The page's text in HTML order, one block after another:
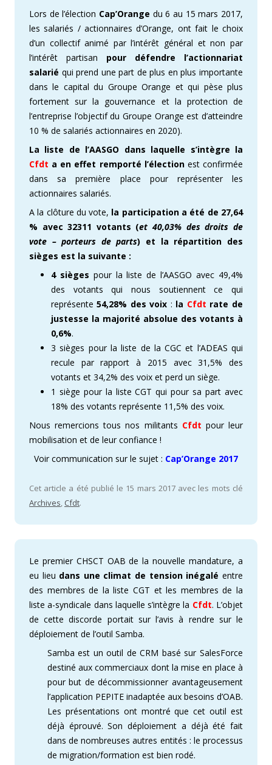
Lors de l’élection Cap’Orange du 6 au 15 mars 2017,
les salariés / actionnaires d’Orange, ont fait le choix
d’un collectif animé par l’intérêt général et non par
l’intérêt partisan pour défendre
l’actionnariat
salarié qui prend une part de plus en plus importante
dans le capital du Groupe Orange et qui pèse plus
fortement sur la gouvernance et la protection de
l’entreprise l’objectif du Groupe Orange est d’atteindre
10 % de salariés actionnaires en 2020).
La liste de l’AASGO dans laquelle s’intègre la
Cfdt a en effet remporté l’électionest confirmée
dans sa première place pour représenter les
actionnaires salariés.
A la clôture du vote, la participation a été de 27,64
% avec 32311 votants (et 40,03% des droits de
vote – porteurs de parts) et la répartition des
sièges est la suivante :
4 sièges pour la liste de l’AASGO avec 49,4%
des votants qui nous soutiennent ce qui
représente54,28% des voix : la Cfdt rate de
justesse la majorité absolue des votants à
0,6%.
3 sièges pour la liste de la CGC et l’ADEAS qui
recule par rapport à 2015 avec 31,5% des
votants et 34,2% des voix et perd un siège.
1 siège pour la liste CGT qui pour sa part avec
18% des votants représente 11,5% des voix.
Nous remercions tous nos militants Cfdt pour leur
mobilisation et de leur confiance !
Voir communication sur le sujet : Cap’Orange 2017
Cet article a été publié le 15 mars 2017 avec les mots clé
Archives, Cfdt.
Le premier CHSCT OAB de la nouvelle mandature, a
eu lieu dans une climat de tension inégalé entre
des membres de la liste CGT et les membres de la
liste a-syndicale dans laquelle s’intègre la Cfdt. L’objet
de cette discorde portait sur l’avis à rendre sur le
déploiement de l’outil Samba.
Samba est un outil de CRM basé sur SalesForce
destiné aux commerciaux dont la mise en place à
pour but de décommissionner avantageusement
l’application PEPITE inadaptée aux besoins d’OAB.
Les présentations ont montré que cet outil est
déjà éprouvé. Son déploiement a déjà été fait
dans de nombreuses autres entités : le processus
de migration/formation est bien rodé.